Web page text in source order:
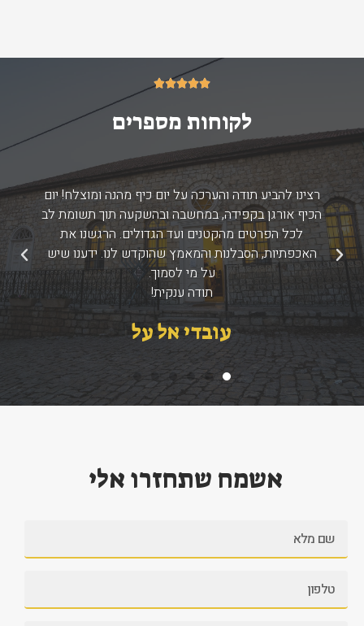





5/5
לקוחות מספרים
רצינו להביע תודה והערכה על יום כיף מהנה ומוצלח! יום
הכיף אורגן בקפידה, במחשבה ובהשקעה תוך תשומת לב
לכל הפרטים מהקטנים ועד הגדולים. הרגשנו את
האכפתיות, הסבלנות והמאמץ שהוקדש לנו. ידענו שיש
על מי לסמוך.
תודה ענקית!
עובדי אל על
הקודם הבא
אשמח שתחזרו אלי